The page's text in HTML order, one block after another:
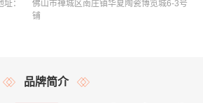
：
佛山市禅城区南庄镇华夏陶瓷博览城6-3号
铺
品牌简介